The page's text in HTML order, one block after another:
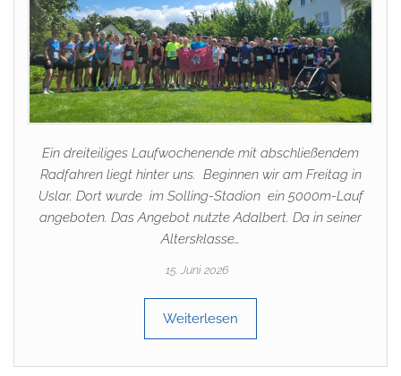
Ein dreiteiliges Laufwochenende mit abschließendem
Radfahren liegt hinter uns. Beginnen wir am Freitag in
Uslar. Dort wurde im Solling-Stadion ein 5000m-Lauf
angeboten. Das Angebot nutzte Adalbert. Da in seiner
Altersklasse…
15. Juni 2026
Weiterlesen